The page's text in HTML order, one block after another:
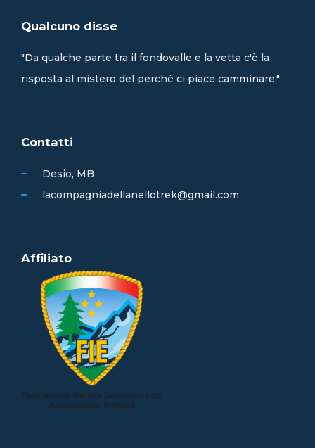
Qualcuno disse
"Da qualche parte tra il fondovalle e la vetta c'è la
risposta al mistero del perché ci piace camminare."
Contatti
Desio, MB
lacompagniadellanellotrek@gmail.com
Affiliato